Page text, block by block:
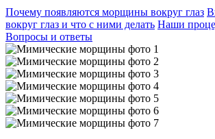
Почему появляются морщины вокруг глаз
вокруг глаз и что с ними делать Наши
Вопросы и ответы